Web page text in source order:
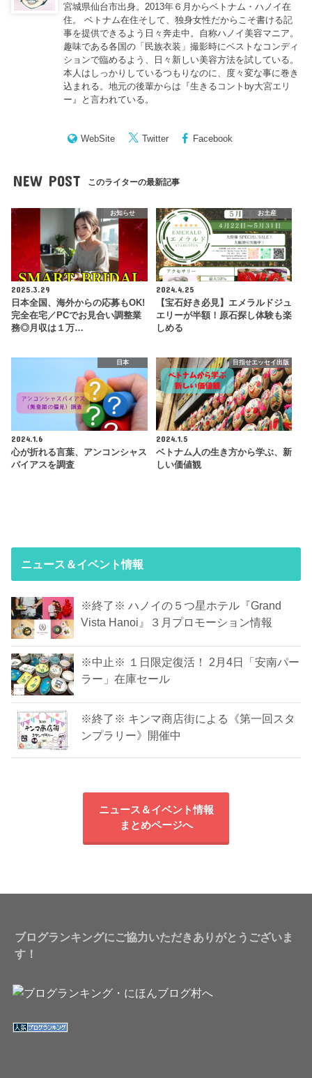
宮城県仙台市出身。2013年６月からベトナム・ハノイ在
住。 ベトナム在住そして、独身女性だからこそ書ける記
事を提供できるよう日々奔走中。自称ハノイ美容マニア。
趣味である各国の「民族衣装」撮影時にベストなコンディ
ションで臨めるよう、日々新しい美容方法を試している。
本人はしっかりしているつもりなのに、度々変な事に巻き
込まれる。地元の後輩からは『生きるコントby大宮エリ
ー 』と言われている。
WebSite Twitter Facebook
NEW POST このライターの最新記事
お知らせ
2025.3.29
日本全国、海外からの応募もOK!
完全在宅／PCでお見合い調整業
務◎月収は１万…
お土産
2024.4.25
【宝石好き必見】エメラルドジュ
エリーが半額！原石探し体験も楽
しめる
日本
2024.1.6
心が折れる言葉、アンコンシャス
バイアスを調査
目指せエッセイ出版
2024.1.5
ベトナム人の生き方から学ぶ、新
しい価値観
ニュース＆イベント情報
※終了※ ハノイの５つ星ホテル『Grand
Vista Hanoi』３月プロモーション情報
※中止※ １日限定復活！ 2月4日「安南パー
ラー」在庫セール
※終了※ キンマ商店街による《第一回スタ
ンプラリー》開催中
ニュース＆イベント情報
まとめページへ
ブログランキングにご協力いただきありがとうございま
す！